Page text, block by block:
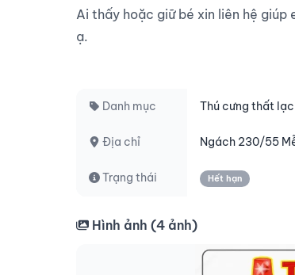
Ai thấy hoặc giữ bé xin liên hệ giúp
ạ.
Danh mục Thú cưng thất
Địa chỉ Ngách 230/55
Trạng thái Hết hạn
Hình ảnh (4 ảnh)